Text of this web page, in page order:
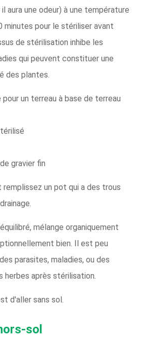
aura une odeur) à une température
minutes pour le stériliser avant
de stérilisation inhibe les
qui peuvent constituer une
des plantes.
un terreau à base de terreau
gravier fin
remplissez un pot qui a des trous
mélange organiquement
bien. Il est peu
parasites, maladies, ou des
herbes après stérilisation.
d'aller sans sol.
sol